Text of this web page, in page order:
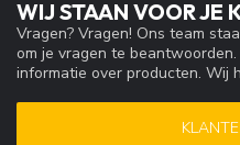
WIJ STAAN VOOR JE
Vragen? Vragen! Ons team
om je vragen te
informatie over producten. Wij